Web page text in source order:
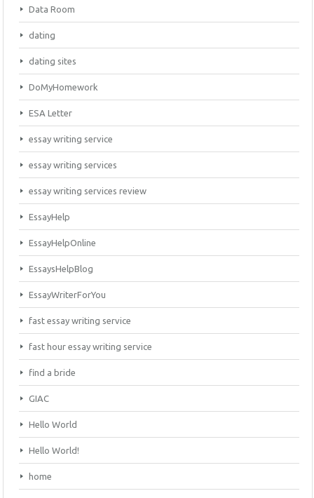
Data Room
dating
dating sites
DoMyHomework
ESA Letter
essay writing service
essay writing services
essay writing services review
EssayHelp
EssayHelpOnline
EssaysHelpBlog
EssayWriterForYou
fast essay writing service
fast hour essay writing service
find a bride
GIAC
Hello World
Hello World!
home